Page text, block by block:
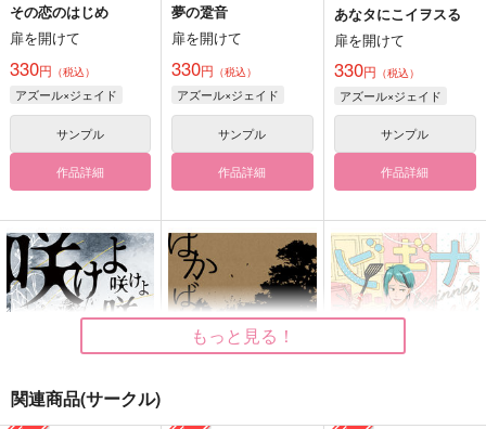
その恋のはじめ
扉を開けて
330円 （税込）
アズール×ジェイド
サンプル
作品詳細
夢の跫音
扉を開けて
330円 （税込）
アズール×ジェイド
サンプル
作品詳細
あなタにこイヲスる
扉を開けて
330円 （税込）
アズール×ジェイド
サンプル
作品詳細
もっと見る！
関連商品(サークル)